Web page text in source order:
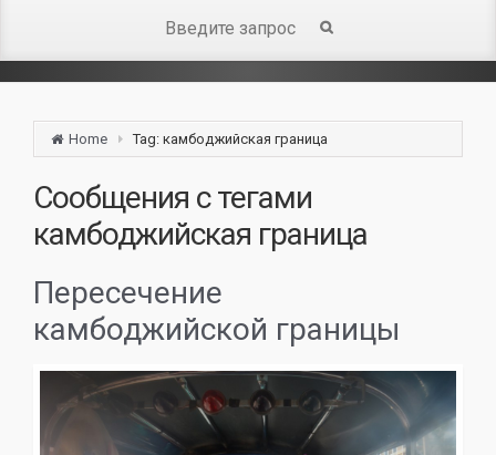
Home Tag: камбоджийская граница
Сообщения с тегами
камбоджийская граница
Пересечение
камбоджийской границы